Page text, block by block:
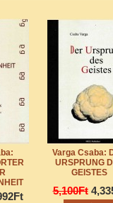
Varga Csaba:
URSPRUNG
GEISTES
5,100Ft